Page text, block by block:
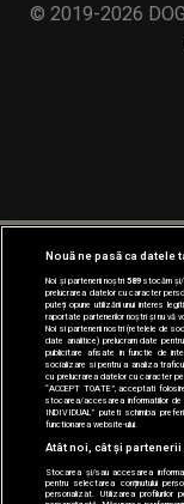
© 2019-2026
Nouă ne pasă ca datele
Noi și partenerii noștri589stocăm și/
prelucrarea datelor cu caracter
puteți opune utilizării unui interes
raportate partenerilor noștri și nu vă
Noi si partenerii nostri (retelele de
date analitice) prelucram date
publicitare afisate in functie de
socializare si pentru a analiza
cu prelucrarea datelor cu caracter
“ACCEPT TOATE”, acceptati
stocarea/accesarea informatiilor de
INDIVIDUAL” puteti schimba
functionarea website-ului.
Atât noi, cât și
Stocarea și/sau accesarea
pentru selectarea conținutului
personalizat. Utilizarea profilurilor